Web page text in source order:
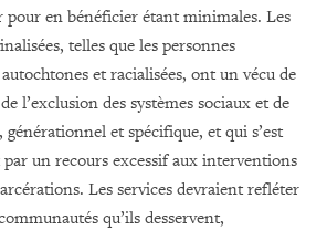
en bénéficier étant minimales. Les
telles que les personnes
et racialisées, ont un vécu de
l’exclusion des systèmes sociaux et de
et spécifique, et qui s’est
un recours excessif aux interventions
Les services devraient refléter
qu’ils desservent,